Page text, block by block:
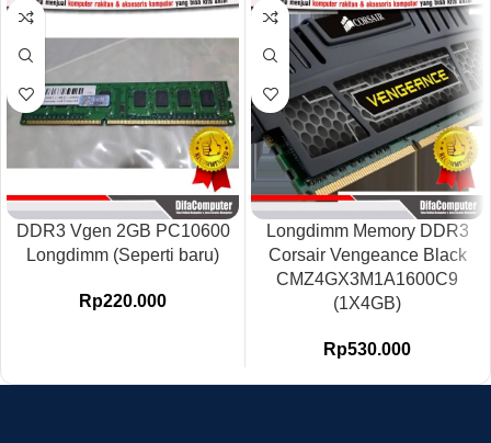
DDR3 Vgen 2GB PC10600
Longdimm (Seperti baru)
Rp220.000
Longdimm Memory DDR3
Corsair Vengeance Black
CMZ4GX3M1A1600C9
(1X4GB)
Rp530.000